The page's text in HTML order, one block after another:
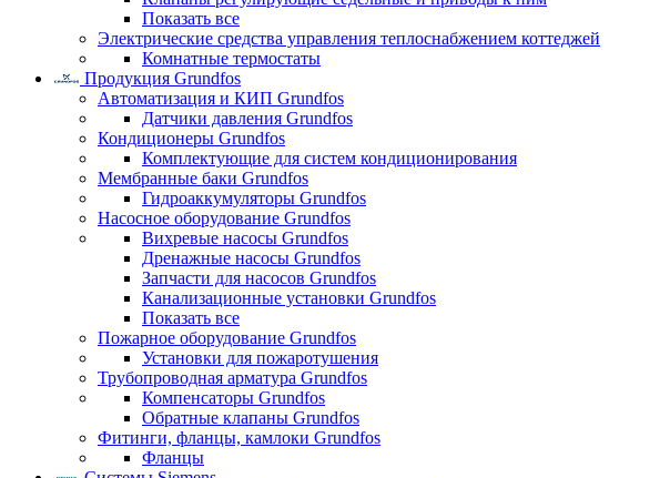
Показать все
Электрические средства управления теплоснабжением коттеджей
Комнатные термостаты
Продукция Grundfos
Автоматизация и КИП Grundfos
Датчики давления Grundfos
Кондиционеры Grundfos
Комплектующие для систем кондиционирования
Мембранные баки Grundfos
Гидроаккумуляторы Grundfos
Насосное оборудование Grundfos
Вихревые насосы Grundfos
Дренажные насосы Grundfos
Запчасти для насосов Grundfos
Канализационные установки Grundfos
Показать все
Пожарное оборудование Grundfos
Установки для пожаротушения
Трубопроводная арматура Grundfos
Компенсаторы Grundfos
Обратные клапаны Grundfos
Фитинги, фланцы, камлоки Grundfos
Фланцы